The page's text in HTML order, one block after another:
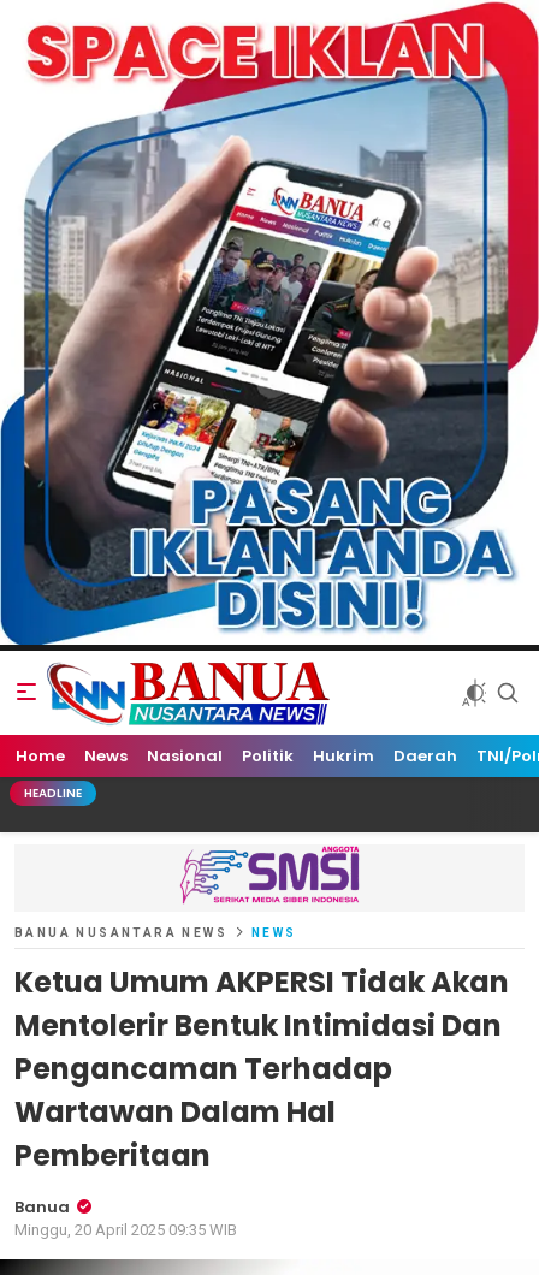
Banua Nusantara News
Home News Nasional Politik Hukrim Daerah TNI/
HEADLINE
BANUA NUSANTARA NEWS NEWS
Ketua Umum AKPERSI Tidak Akan
Mentolerir Bentuk Intimidasi Dan
Pengancaman Terhadap
Wartawan Dalam Hal
Pemberitaan
Banua
Minggu, 20 April 2025 09:35 WIB